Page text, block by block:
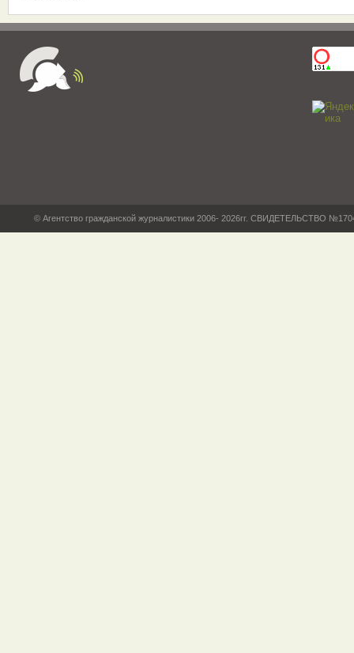
© Агентство гражданской журналистики 2006- 2026гг. СВИДЕТЕЛЬСТВО